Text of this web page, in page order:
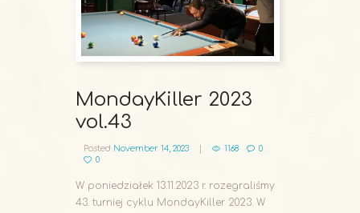
MondayKiller 2023
vol.43
Posted November 14, 2023 1168
0
0
W poniedziałek 13.11.2023 r. rozegraliśmy
43. turniej cyklu MondayKiller 2023. W